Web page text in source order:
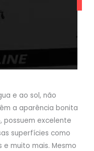
e ao sol, não
a aparência bonita
possuem excelente
superfícies como
e muito mais. Mesmo